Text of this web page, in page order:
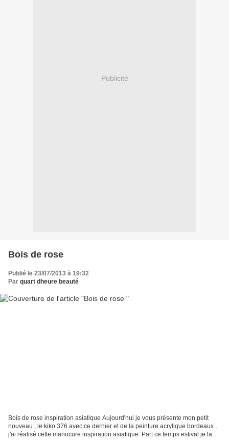
Publicité
Bois de rose
Publié le 23/07/2013 à 19:32
Par quart dheure beauté
Bois de rose inspiration asiatique Aujourd'hui je vous présente mon petit
nouveau , le kiko 376 avec ce dernier et de la peinture acrylique bordeaux ,
j'ai réalisé cette manucure inspiration asiatique. Part ce temps estival je la